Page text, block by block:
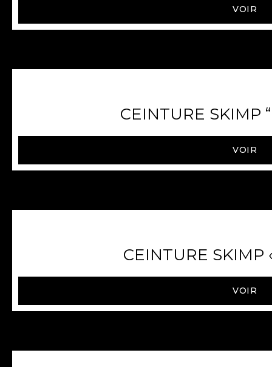
VOIR
CEINTURE SKIMP
VOIR
CEINTURE SKIMP
VOIR